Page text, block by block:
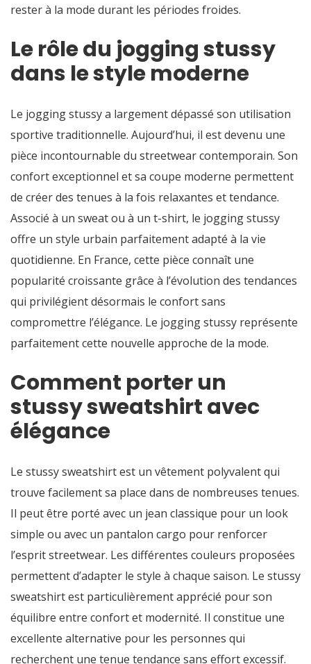
rester à la mode durant les périodes froides.
Le rôle du jogging stussy
dans le style moderne
Le jogging stussy a largement dépassé son utilisation
sportive traditionnelle. Aujourd’hui, il est devenu une
pièce incontournable du streetwear contemporain. Son
confort exceptionnel et sa coupe moderne permettent
de créer des tenues à la fois relaxantes et tendance.
Associé à un sweat ou à un t-shirt, le jogging stussy
offre un style urbain parfaitement adapté à la vie
quotidienne. En France, cette pièce connaît une
popularité croissante grâce à l’évolution des tendances
qui privilégient désormais le confort sans
compromettre l’élégance. Le jogging stussy représente
parfaitement cette nouvelle approche de la mode.
Comment porter un
stussy sweatshirt avec
élégance
Le stussy sweatshirt est un vêtement polyvalent qui
trouve facilement sa place dans de nombreuses tenues.
Il peut être porté avec un jean classique pour un look
simple ou avec un pantalon cargo pour renforcer
l’esprit streetwear. Les différentes couleurs proposées
permettent d’adapter le style à chaque saison. Le stussy
sweatshirt est particulièrement apprécié pour son
équilibre entre confort et modernité. Il constitue une
excellente alternative pour les personnes qui
recherchent une tenue tendance sans effort excessif.